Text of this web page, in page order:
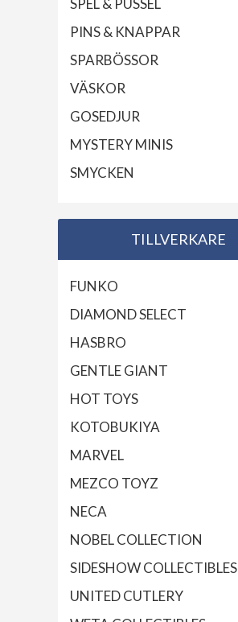
SPEL & PUSSEL
PINS & KNAPPAR
SPARBÖSSOR
VÄSKOR
GOSEDJUR
MYSTERY MINIS
SMYCKEN
TILLVERKARE
FUNKO
DIAMOND SELECT
HASBRO
GENTLE GIANT
HOT TOYS
KOTOBUKIYA
MARVEL
MEZCO TOYZ
NECA
NOBEL COLLECTION
SIDESHOW COLLECTIBLES
UNITED CUTLERY